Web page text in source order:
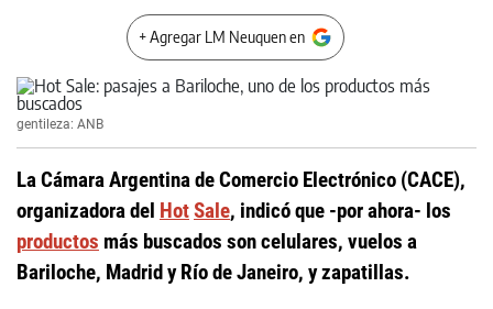
+ Agregar LM Neuquen en
gentileza: ANB
La Cámara Argentina de Comercio Electrónico (CACE),
organizadora del HotSale, indicó que -por ahora- los
productos más buscados son celulares, vuelos a
Bariloche, Madrid y Río de Janeiro, y zapatillas.